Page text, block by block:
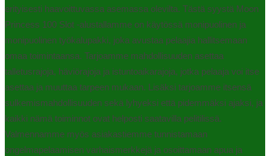
erityisesti haavoittuvassa asemassa olevilta. Tästä syystä Moon
Princess 100 Slot -alustallamme on käytössä monipuolinen ja
monipuolinen työkalupakki, joka avustaa pelaajia hallitsemaan
omaa toimintaansa. Tarjoamme mahdollisuuden asettaa
talletusrajoja, häviörajoja ja istuntoaikarajoja, jotka pelaaja voi itse
asettaa ja muuttaa tarpeen mukaan. Lisäksi tarjoamme itsensä
sulkemismahdollisuuden sekä lyhyeksi että pidemmäksi ajaksi, ja
kaikki nämä toiminnot ovat helposti saatavilla pelitilissä.
Valmennamme myös asiakastiemme tunnistamaan
ongelmapelaamisen varhaismerkkejä ja osoittamaan apua ja